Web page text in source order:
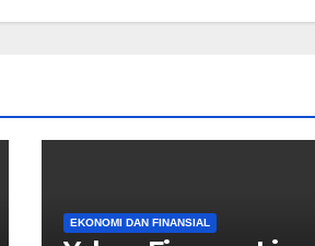
EKONOMI DAN FINANSIAL